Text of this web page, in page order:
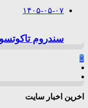
۱۴۰۵-۰۵-۰۷
سندروم
×
اخرین اخبار سایت